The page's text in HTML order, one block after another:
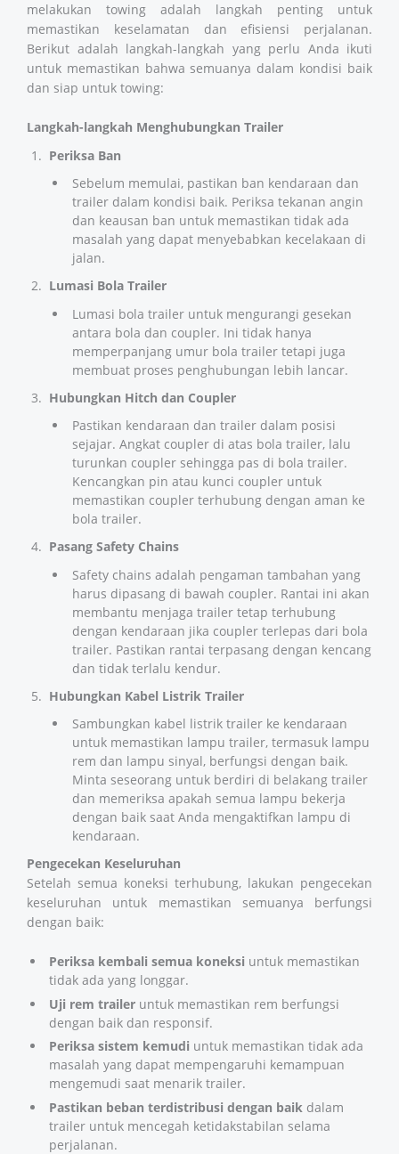
melakukan towing adalah langkah penting untuk
memastikan keselamatan dan efisiensi perjalanan.
Berikut adalah langkah-langkah yang perlu Anda ikuti
untuk memastikan bahwa semuanya dalam kondisi baik
dan siap untuk towing:
Langkah-langkah Menghubungkan Trailer
Periksa Ban
Sebelum memulai, pastikan ban kendaraan dan
trailer dalam kondisi baik. Periksa tekanan angin
dan keausan ban untuk memastikan tidak ada
masalah yang dapat menyebabkan kecelakaan di
jalan.
Lumasi Bola Trailer
Lumasi bola trailer untuk mengurangi gesekan
antara bola dan coupler. Ini tidak hanya
memperpanjang umur bola trailer tetapi juga
membuat proses penghubungan lebih lancar.
Hubungkan Hitch dan Coupler
Pastikan kendaraan dan trailer dalam posisi
sejajar. Angkat coupler di atas bola trailer, lalu
turunkan coupler sehingga pas di bola trailer.
Kencangkan pin atau kunci coupler untuk
memastikan coupler terhubung dengan aman ke
bola trailer.
Pasang Safety Chains
Safety chains adalah pengaman tambahan yang
harus dipasang di bawah coupler. Rantai ini akan
membantu menjaga trailer tetap terhubung
dengan kendaraan jika coupler terlepas dari bola
trailer. Pastikan rantai terpasang dengan kencang
dan tidak terlalu kendur.
Hubungkan Kabel Listrik Trailer
Sambungkan kabel listrik trailer ke kendaraan
untuk memastikan lampu trailer, termasuk lampu
rem dan lampu sinyal, berfungsi dengan baik.
Minta seseorang untuk berdiri di belakang trailer
dan memeriksa apakah semua lampu bekerja
dengan baik saat Anda mengaktifkan lampu di
kendaraan.
Pengecekan Keseluruhan
Setelah semua koneksi terhubung, lakukan pengecekan
keseluruhan untuk memastikan semuanya berfungsi
dengan baik:
Periksa kembali semua koneksi untuk memastikan
tidak ada yang longgar.
Uji rem trailer untuk memastikan rem berfungsi
dengan baik dan responsif.
Periksa sistem kemudi untuk memastikan tidak ada
masalah yang dapat mempengaruhi kemampuan
mengemudi saat menarik trailer.
Pastikan beban terdistribusi dengan baik dalam
trailer untuk mencegah ketidakstabilan selama
perjalanan.